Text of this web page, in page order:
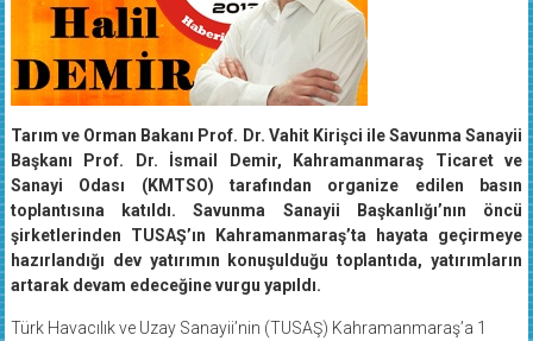
Başkanı Prof. Dr. İsmail Demir, Kahramanmaraş Ticaret ve
Sanayi Odası (KMTSO) tarafından organize edilen basın
toplantısına katıldı.
Savunma Sanayii Başkanlığı’nın öncü
şirketlerinden TUSAŞ’ın Kahramanmaraş’ta hayata geçirmeye
hazırlandığı dev yatırımın konuşulduğu toplantıda, yatırımların
artarak devam edeceğine vurgu yapıldı.